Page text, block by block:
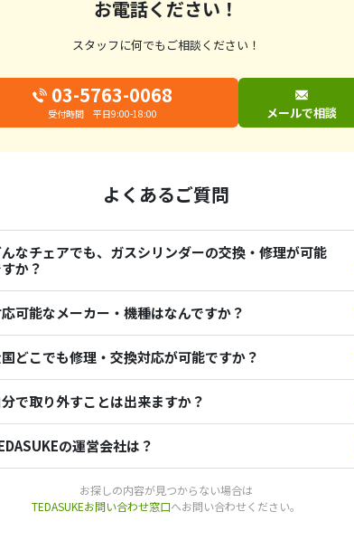
お電話ください！
スタッフに何でもご相談ください！
03-5763-0068
受付時間 平日9:00-18:00 メールで相談
よくあるご質問
なチェアでも、ガスシリンダーの交換・修理が可能
か？
可能なメーカー・機種はなんですか？
どこでも修理・交換対応が可能ですか？
で取り外すことは出来ますか？
の運営会社は？
お探しの内容が見つからない場合は
TEDASUKEお問い合わせ窓口へお問い合わせください。